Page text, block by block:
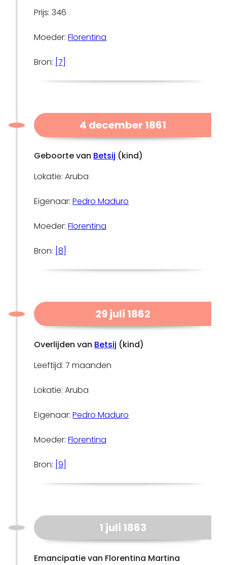
Prijs: 346
Moeder:Florentina
Bron: [7]
4 december 1861
Geboorte van Betsij (kind)
Lokatie: Aruba
Eigenaar:Pedro Maduro
Moeder:Florentina
Bron: [8]
29 juli 1862
Overlijden van Betsij (kind)
Leeftijd: 7 maanden
Lokatie: Aruba
Eigenaar:Pedro Maduro
Moeder:Florentina
Bron: [9]
1 juli 1863
Emancipatie van Florentina Martina